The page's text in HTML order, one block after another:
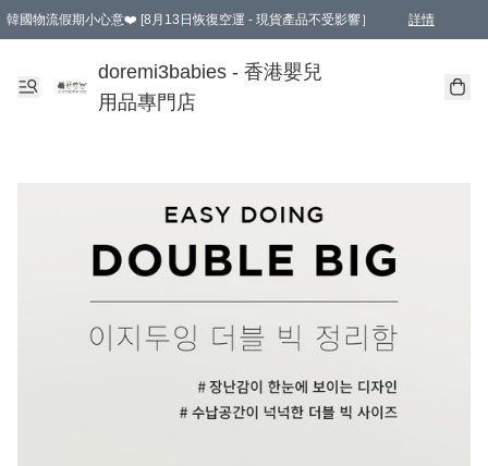
韓國物流假期小心意❤️ [8月13日恢復空運 - 現貨產品不受影響］ 詳情
新會員首張訂單滿$600即享9折優惠！(部份超優惠產品 & 品牌指定價除外)
doremi3babies - 香港嬰兒
用品專門店